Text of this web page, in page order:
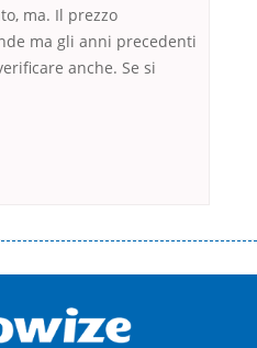
ma. Il prezzo
ma gli anni precedenti
anche. Se si
Вам добре знайомі незручності
особистого часу і багато-багато
мікрокредитування Ви зможете